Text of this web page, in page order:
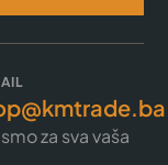
za sva vaša